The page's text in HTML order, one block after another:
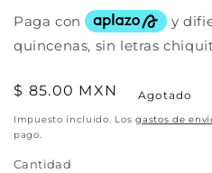
Precio
habitual
$ 85.00 MXN Agotado
Impuesto incluido. Losgastos de
pago.
Cantidad